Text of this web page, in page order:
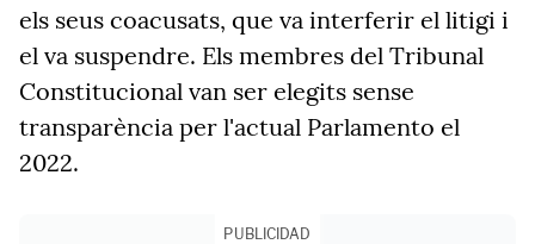
els seus coacusats, que va interferir el litigi i
el va suspendre. Els membres del Tribunal
Constitucional van ser elegits sense
transparència per l'actual Parlamento el
2022.
PUBLICIDAD